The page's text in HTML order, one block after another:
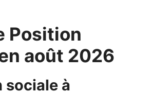
Position
août 2026
sociale à